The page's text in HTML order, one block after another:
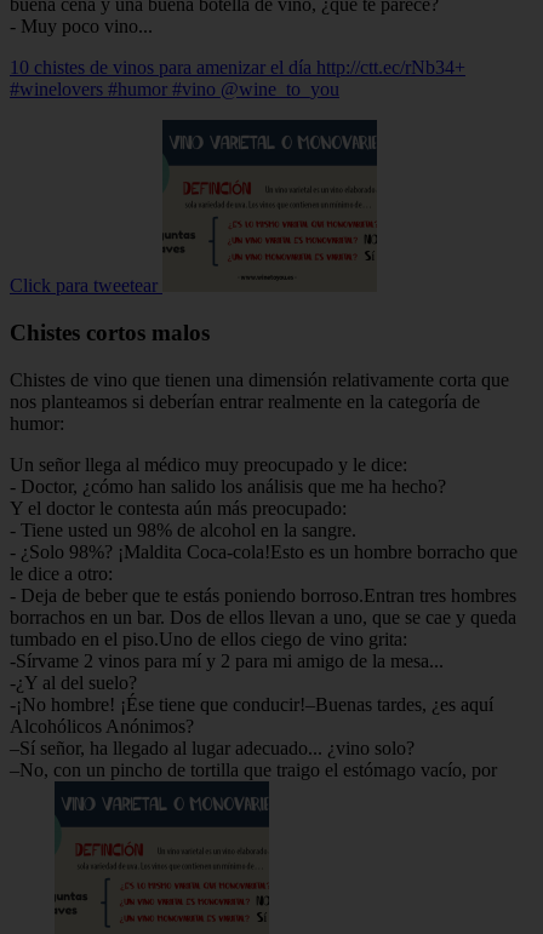
buena cena y una buena botella de vino, ¿qué te parece?
- Muy poco vino...
10 chistes de vinos para amenizar el día http://ctt.ec/rNb34+
#winelovers #humor #vino @wine_to_you
Click para tweetear
Chistes cortos malos
Chistes de vino que tienen una dimensión relativamente corta que
nos planteamos si deberían entrar realmente en la categoría de
humor:
Un señor llega al médico muy preocupado y le dice:
- Doctor, ¿cómo han salido los análisis que me ha hecho?
Y el doctor le contesta aún más preocupado:
- Tiene usted un 98% de alcohol en la sangre.
- ¿Solo 98%? ¡Maldita Coca-cola!Esto es un hombre borracho que
le dice a otro:
- Deja de beber que te estás poniendo borroso.Entran tres hombres
borrachos en un bar. Dos de ellos llevan a uno, que se cae y queda
tumbado en el piso.Uno de ellos ciego de vino grita:
-Sírvame 2 vinos para mí y 2 para mi amigo de la mesa...
-¿Y al del suelo?
-¡No hombre! ¡Ése tiene que conducir!–Buenas tardes, ¿es aquí
Alcohólicos Anónimos?
–Sí señor, ha llegado al lugar adecuado... ¿vino solo?
–No, con un pincho de tortilla que traigo el estómago vacío, por